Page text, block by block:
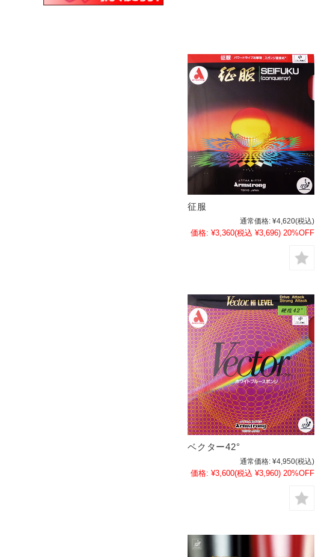
征服
通常価格: ¥4,620(税込)
価格: ¥3,360(税込 ¥3,696) 20%OFF
ベクター42°
通常価格: ¥4,950(税込)
価格: ¥3,600(税込 ¥3,960) 20%OFF